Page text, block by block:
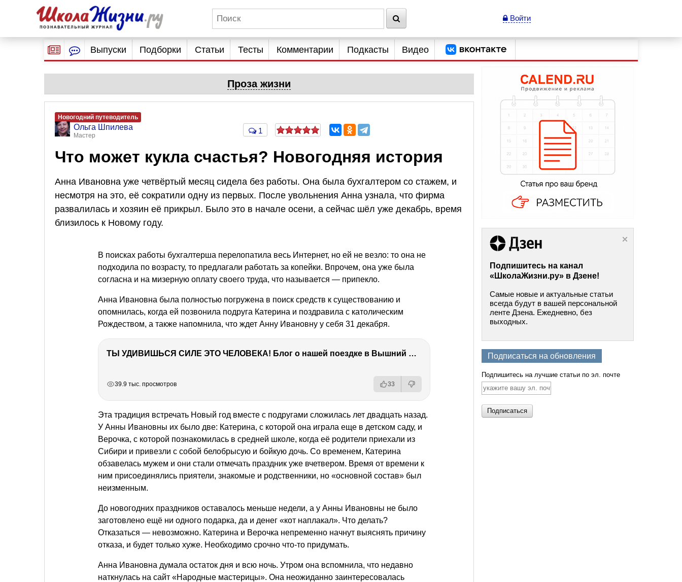
Войти
Выпуски Подборки Статьи Тесты Комментарии Подкасты Видео
Проза жизни
Новогодний путеводитель
Ольга Шпилева
Мастер
1
Что может кукла счастья? Новогодняя история
Анна Ивановна уже четвёртый месяц сидела без работы. Она была бухгалтером со стажем, и
несмотря на это, её сократили одну из первых. После увольнения Анна узнала, что фирма
развалилась и хозяин её прикрыл. Было это в начале осени, а сейчас шёл уже декабрь, время
близилось к Новому году.
В поисках работы бухгалтерша перелопатила весь Интернет, но ей не везло: то она не
подходила по возрасту, то предлагали работать за копейки. Впрочем, она уже была
согласна и на мизерную оплату своего труда, что называется — припекло.
Анна Ивановна была полностью погружена в поиск средств к существованию и
опомнилась, когда ей позвонила подруга Катерина и поздравила с католическим
Рождеством, а также напомнила, что ждет Анну Ивановну у себя 31 декабря.
ТЫ УДИВИШЬСЯ СИЛЕ ЭТО ЧЕЛОВЕКА! Блог о нашей поездке в Вышний Волочек
39.9 тыс. просмотров 33
Эта традиция встречать Новый год вместе с подругами сложилась лет двадцать назад.
У Анны Ивановны их было две: Катерина, с которой она играла еще в детском саду, и
Верочка, с которой познакомилась в средней школе, когда её родители приехали из
Сибири и привезли с собой белобрысую и бойкую дочь. Со временем, Катерина
обзавелась мужем и они стали отмечать праздник уже вчетвером. Время от времени к
ним присоединялись приятели, знакомые и родственники, но «основной состав» был
неизменным.
До новогодних праздников оставалось меньше недели, а у Анны Ивановны не было
заготовлено ещё ни одного подарка, да и денег «кот наплакал». Что делать?
Отказаться — невозможно. Катерина и Верочка непременно начнут выяснять причину
отказа, и будет только хуже. Необходимо срочно что-то придумать.
Анна Ивановна думала остаток дня и всю ночь. Утром она вспомнила, что недавно
наткнулась на сайт «Народные мастерицы». Она неожиданно заинтересовалась
Подпишитесь на канал
«ШколаЖизни.ру» в Дзене!
Самые новые и актуальные статьи
всегда будут в вашей персональной
ленте Дзена. Ежедневно, без
выходных.
Подписаться на обновления
Подпишитесь на лучшие статьи по эл. почте